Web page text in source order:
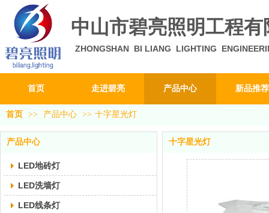
中山市碧亮照明工程有
ZHONGSHAN BI LIANG LIGHTING
首页 走进碧亮 产品中心 新品推荐
首页 >> 产品中心 >> 十字星光灯
产品中心
LED地砖灯
LED洗墙灯
LED线条灯
十字星光灯